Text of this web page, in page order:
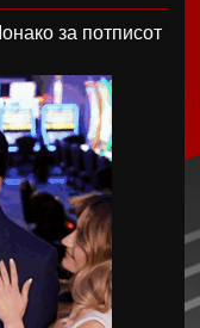
за потписот
Милан во
желби на